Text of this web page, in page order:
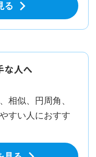
る
な人へ
相似、円周角、
すい人におすす